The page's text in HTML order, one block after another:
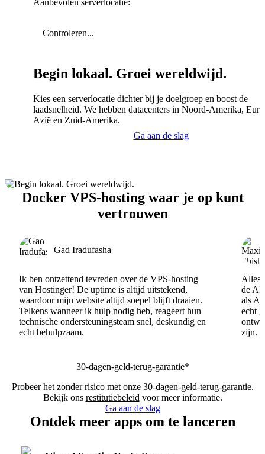
Controleren...
Begin lokaal. Groei wereldwijd.
Kies een serverlocatie dichter bij je doelgroep en boost de
laadsnelheid. We hebben datacenters in Noord-Amerika,
Azië en Zuid-Amerika.
Ga aan de slag
Docker VPS-hosting waar je op kunt
vertrouwen
Gad Iradufasha
Ik ben ontzettend tevreden over de VPS-hosting
van Hostinger! De uptime is altijd uitstekend,
waardoor mijn website altijd soepel blijft draaien.
Telkens wanneer ik hulp nodig heb, reageert hun
technische ondersteuningsteam snel, deskundig en
echt behulpzaam.
Alles
de
als AI
echt
zijn.
30-dagen-geld-terug-garantie*
Probeer het zonder risico met onze 30-dagen-geld-terug-garantie.
Bekijk ons restitutiebeleid voor meer informatie.
Ga aan de slag
Ontdek meer apps om te lanceren